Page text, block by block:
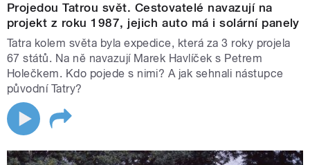
Projedou Tatrou svět. Cestovatelé navazují na
projekt z roku 1987, jejich auto má i solární panely
Tatra kolem světa byla expedice, která za 3 roky projela
67 států. Na ně navazují Marek Havlíček s Petrem
Holečkem. Kdo pojede s nimi? A jak sehnali nástupce
původní Tatry?